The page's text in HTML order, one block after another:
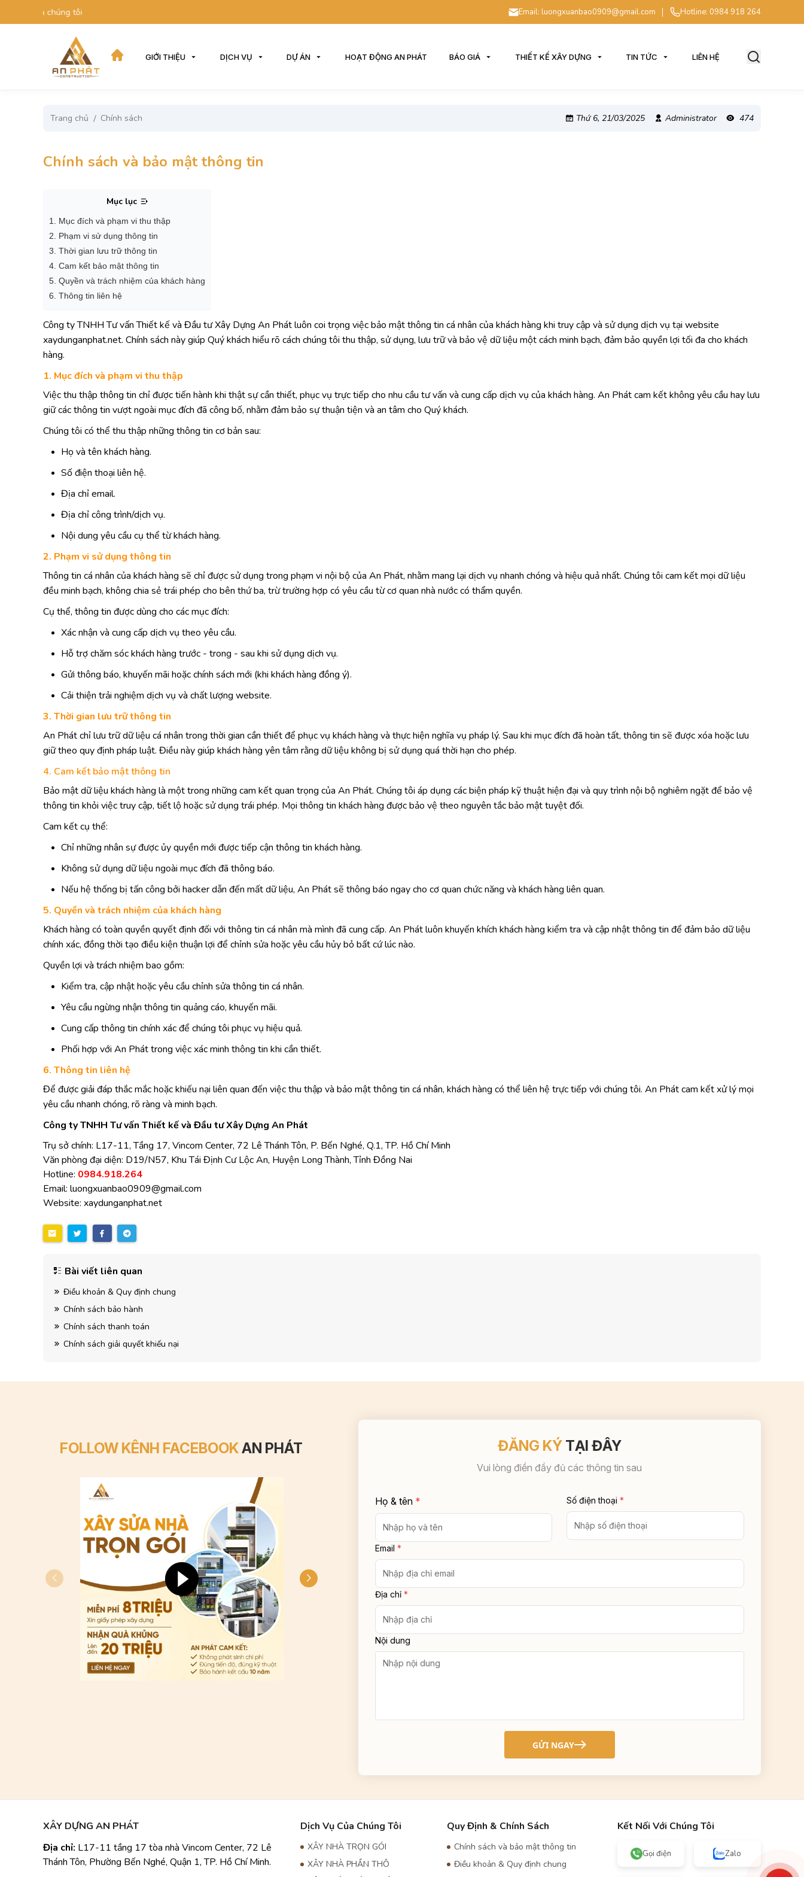
của chúng tôi Email: luongxuanbao0909@gmail.com Hotline: 0984 918 264
GIỚI THIỆU DỊCH VỤ DỰ ÁN HOẠT ĐỘNG AN PHÁT BÁO GIÁ THIẾT KẾ XÂY DỰNG TIN TỨC LIÊN HỆ
Trang chủ Chính sách Thứ 6, 21/03/2025 Administrator 474
Chính sách và bảo mật thông tin
Mục lục
1. Mục đích và phạm vi thu thập
2. Phạm vi sử dụng thông tin
3. Thời gian lưu trữ thông tin
4. Cam kết bảo mật thông tin
5. Quyền và trách nhiệm của khách hàng
6. Thông tin liên hệ
Công ty TNHH Tư vấn Thiết kế và Đầu tư Xây Dựng An Phát luôn coi trọng việc bảo mật thông tin cá nhân của khách hàng khi truy cập và sử dụng dịch vụ tại website
xaydunganphat.net. Chính sách này giúp Quý khách hiểu rõ cách chúng tôi thu thập, sử dụng, lưu trữ và bảo vệ dữ liệu một cách minh bạch, đảm bảo quyền lợi tối đa cho khách
hàng.
1. Mục đích và phạm vi thu thập
Việc thu thập thông tin chỉ được tiến hành khi thật sự cần thiết, phục vụ trực tiếp cho nhu cầu tư vấn và cung cấp dịch vụ của khách hàng. An Phát cam kết không yêu cầu hay lưu
giữ các thông tin vượt ngoài mục đích đã công bố, nhằm đảm bảo sự thuận tiện và an tâm cho Quý khách.
Chúng tôi có thể thu thập những thông tin cơ bản sau:
Họ và tên khách hàng.
Số điện thoại liên hệ.
Địa chỉ email.
Địa chỉ công trình/dịch vụ.
Nội dung yêu cầu cụ thể từ khách hàng.
2. Phạm vi sử dụng thông tin
Thông tin cá nhân của khách hàng sẽ chỉ được sử dụng trong phạm vi nội bộ của An Phát, nhằm mang lại dịch vụ nhanh chóng và hiệu quả nhất. Chúng tôi cam kết mọi dữ liệu
đều minh bạch, không chia sẻ trái phép cho bên thứ ba, trừ trường hợp có yêu cầu từ cơ quan nhà nước có thẩm quyền.
Cụ thể, thông tin được dùng cho các mục đích:
Xác nhận và cung cấp dịch vụ theo yêu cầu.
Hỗ trợ chăm sóc khách hàng trước - trong - sau khi sử dụng dịch vụ.
Gửi thông báo, khuyến mãi hoặc chính sách mới (khi khách hàng đồng ý).
Cải thiện trải nghiệm dịch vụ và chất lượng website.
3. Thời gian lưu trữ thông tin
An Phát chỉ lưu trữ dữ liệu cá nhân trong thời gian cần thiết để phục vụ khách hàng và thực hiện nghĩa vụ pháp lý. Sau khi mục đích đã hoàn tất, thông tin sẽ được xóa hoặc lưu
giữ theo quy định pháp luật. Điều này giúp khách hàng yên tâm rằng dữ liệu không bị sử dụng quá thời hạn cho phép.
4. Cam kết bảo mật thông tin
Bảo mật dữ liệu khách hàng là một trong những cam kết quan trọng của An Phát. Chúng tôi áp dụng các biện pháp kỹ thuật hiện đại và quy trình nội bộ nghiêm ngặt để bảo vệ
thông tin khỏi việc truy cập, tiết lộ hoặc sử dụng trái phép. Mọi thông tin khách hàng được bảo vệ theo nguyên tắc bảo mật tuyệt đối.
Cam kết cụ thể:
Chỉ những nhân sự được ủy quyền mới được tiếp cận thông tin khách hàng.
Không sử dụng dữ liệu ngoài mục đích đã thông báo.
Nếu hệ thống bị tấn công bởi hacker dẫn đến mất dữ liệu, An Phát sẽ thông báo ngay cho cơ quan chức năng và khách hàng liên quan.
5. Quyền và trách nhiệm của khách hàng
Khách hàng có toàn quyền quyết định đối với thông tin cá nhân mà mình đã cung cấp. An Phát luôn khuyến khích khách hàng kiểm tra và cập nhật thông tin để đảm bảo dữ liệu
chính xác, đồng thời tạo điều kiện thuận lợi để chỉnh sửa hoặc yêu cầu hủy bỏ bất cứ lúc nào.
Quyền lợi và trách nhiệm bao gồm:
Kiểm tra, cập nhật hoặc yêu cầu chỉnh sửa thông tin cá nhân.
Yêu cầu ngừng nhận thông tin quảng cáo, khuyến mãi.
Cung cấp thông tin chính xác để chúng tôi phục vụ hiệu quả.
Phối hợp với An Phát trong việc xác minh thông tin khi cần thiết.
6. Thông tin liên hệ
Để được giải đáp thắc mắc hoặc khiếu nại liên quan đến việc thu thập và bảo mật thông tin cá nhân, khách hàng có thể liên hệ trực tiếp với chúng tôi. An Phát cam kết xử lý mọi
yêu cầu nhanh chóng, rõ ràng và minh bạch.
Công ty TNHH Tư vấn Thiết kế và Đầu tư Xây Dựng An Phát
Trụ sở chính: L17-11, Tầng 17, Vincom Center, 72 Lê Thánh Tôn, P. Bến Nghé, Q.1, TP. Hồ Chí Minh
Văn phòng đại diện: D19/N57, Khu Tái Định Cư Lộc An, Huyện Long Thành, Tỉnh Đồng Nai
Hotline: 0984.918.264
Email: luongxuanbao0909@gmail.com
Website: xaydunganphat.net
Bài viết liên quan
Điều khoản & Quy định chung
Chính sách bảo hành
Chính sách thanh toán
Chính sách giải quyết khiếu nại
FOLLOW KÊNH FACEBOOKAN PHÁT ĐĂNG KÝ TẠI ĐÂY
Vui lòng điền đầy đủ các thông tin sau
Họ & tên * Số điện thoại*
Email *
Địa chỉ *
Nội dung
GỬI NGAY
XÂY DỰNG AN PHÁT
Địa chỉ: L17-11 tầng 17 tòa nhà Vincom Center, 72 Lê
Thánh Tôn, Phường Bến Nghé, Quận 1, TP. Hồ Chí Minh.
Dịch Vụ Của Chúng Tôi
XÂY NHÀ TRỌN GÓI
XÂY NHÀ PHẦN THÔ
Quy Định & Chính Sách
Chính sách và bảo mật thông tin
Điều khoản & Quy định chung
Kết Nối Với Chúng Tôi
Gọi điện Zalo